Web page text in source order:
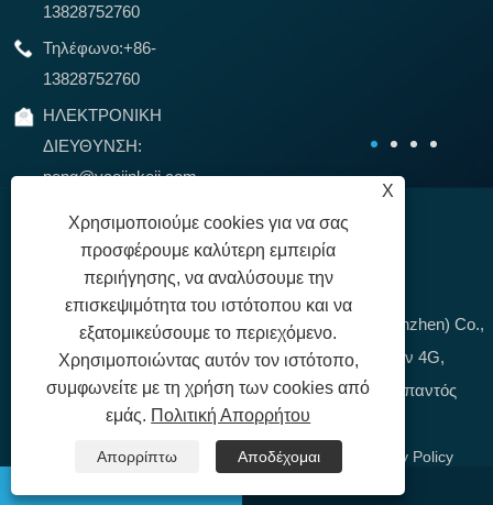
13828752760
Τηλέφωνο:+86-
13828752760
ΗΛΕΚΤΡΟΝΙΚΗ
ΔΙΕΥΘΥΝΣΗ:
peng@yaojinkeji.com
Πνευματικά δικαιώματα 2020 YaoJin Technology (Shenzhen) Co.,
LTD. - Κίνα 4G CPE, προμηθευτές δρομολογητών 4G,
κατασκευαστές δρομολογητών LTE με επιφύλαξη παντός
δικαιώματος.
Συνδέσεις|Sitemap RSS|XML| | Privacy Policy
X
Χρησιμοποιούμε cookies για να σας
προσφέρουμε καλύτερη εμπειρία
περιήγησης, να αναλύσουμε την
επισκεψιμότητα του ιστότοπου και να
εξατομικεύσουμε το περιεχόμενο.
Χρησιμοποιώντας αυτόν τον ιστότοπο,
συμφωνείτε με τη χρήση των cookies από
εμάς. Πολιτική Απορρήτου
Απορρίπτω Αποδέχομαι